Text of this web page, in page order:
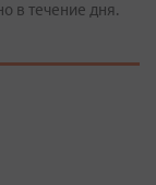
в течение дня.